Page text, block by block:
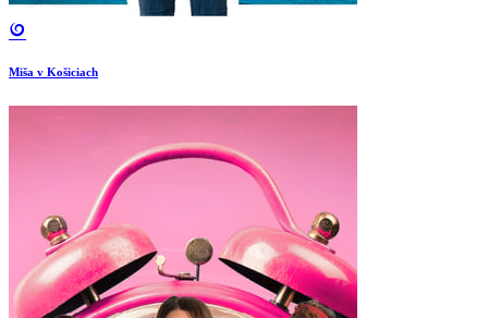
Miša v Košiciach